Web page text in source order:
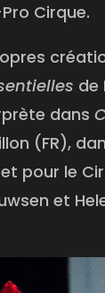
Cirque.
de
dans
(FR),
pour le
et